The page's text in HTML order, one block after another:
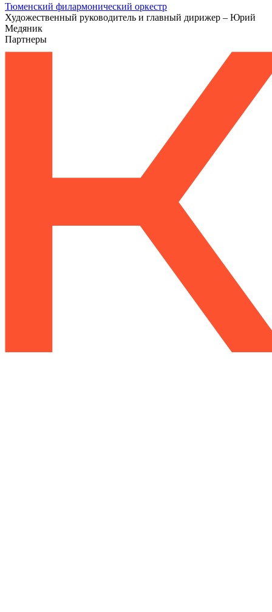
Тюменский филармонический оркестр
Художественный руководитель и главный дирижер – Юрий
Медяник
Партнеры